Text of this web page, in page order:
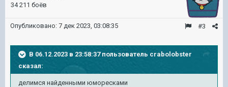
34 211 боёв
#3
Опубликовано: 7 дек 2023, 03:08:35
В 06.12.2023 в 23:58:37 пользователь crabolobster
сказал:
делимся найденными юморесками